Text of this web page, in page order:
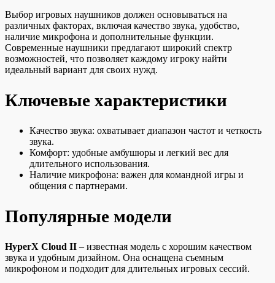
Выбор игровых наушников должен основываться на
различных факторах, включая качество звука, удобство,
наличие микрофона и дополнительные функции.
Современные наушники предлагают широкий спектр
возможностей, что позволяет каждому игроку найти
идеальный вариант для своих нужд.
Ключевые характеристики
Качество звука: охватывает диапазон частот и четкость
звука.
Комфорт: удобные амбушюры и легкий вес для
длительного использования.
Наличие микрофона: важен для командной игры и
общения с партнерами.
Популярные модели
HyperX Cloud II – известная модель с хорошим качеством
звука и удобным дизайном. Она оснащена съемным
микрофоном и подходит для длительных игровых сессий.